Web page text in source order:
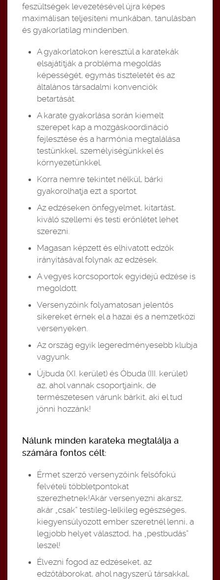
feszültségek levezetésével újra képes
maximálisan teljesíteni munkában, tanulásban
és gyakorlatilag mindenben.
A gyakorlatokon keresztül a karatekák
elsajátítják a probléma megoldás
képességét, egymás tiszteletét és az
általános társadalmi konvenciók
betartását.
A karate gyakorlása során kiemelt
szerepet kap a mozgáskoordináció
fejlesztése és a harmónia megtalálása
testünkkel, személyiségünkkel és
környezetünkkel.
Korra nemre tekintet nélkül, bárki
gyakorolhatja ezt a sportot.
Az edzéseken önfegyelmet, kitartást,
kiváló szellemi és testi erőnlétet lehet
szerezni.
Magasan képzett és elhivatott edzők
irányításával folynak az edzések.
A vegyes korcsoportok egyidejű edzése is
megoldott.
Versenyzőink folyamatosan jelentős
sikereket érnek el a hazai és a nemzetközi
versenyeken.
Az ország egyik legeredményesebb klubja
vagyunk.
Újbuda (XI. kerület) és Óbuda (III. kerület)
az, ahol vannak csoportjaink, de
természetesen várunk bárkit, aki el tud
jönni hozzánk!
Nálunk minden karateka megtalálja a
számára fontos célt:
Érmet szerző versenyzőink felsőfokú
felvételi többletpontokat
szerezhetnek!Akár versenyezni akarsz,
akár „csak” testileg-lelkileg egészséges,
kiegyensúlyozott ember szeretnél lenni, a
legjobb helyet választod, ha „pestbudás”
leszel!
Élvezni fogod az edzéseket, az
edzőtáborokat, ahol nagyszerű társakkal,